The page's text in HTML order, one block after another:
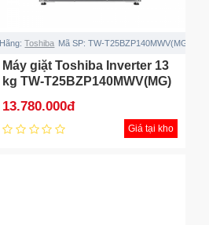
Hãng: Toshiba Mã SP: TW-T25BZP140MWV(MG)
Máy giặt Toshiba Inverter 13
kg TW-T25BZP140MWV(MG)
13.780.000đ
Giá tại kho